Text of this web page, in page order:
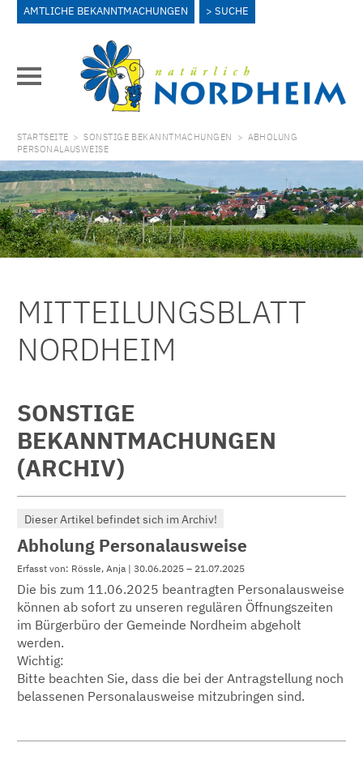
AMTLICHE BEKANNTMACHUNGEN SUCHE
STARTSEITE > SONSTIGE BEKANNTMACHUNGEN > ABHOLUNG
PERSONALAUSWEISE
MITTEILUNGSBLATT
NORDHEIM
SONSTIGE
BEKANNTMACHUNGEN
(ARCHIV)
Dieser Artikel befindet sich im Archiv!
Abholung Personalausweise
Erfasst von: Rössle, Anja | 30.06.2025 – 21.07.2025
Die bis zum 11.06.2025 beantragten Personalausweise
können ab sofort zu unseren regulären Öffnungszeiten
im Bürgerbüro der Gemeinde Nordheim abgeholt
werden.
Wichtig:
Bitte beachten Sie, dass die bei der Antragstellung noch
belassenen Personalausweise mitzubringen sind.